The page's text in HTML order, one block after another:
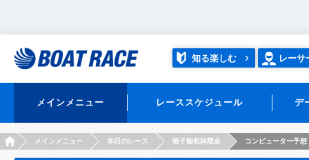
知る楽しむ レーサ
メインメニュー レーススケジュール デ
HOMEメインメニュー 本日のレース 蛭子能収杯競走 コンピューター予想